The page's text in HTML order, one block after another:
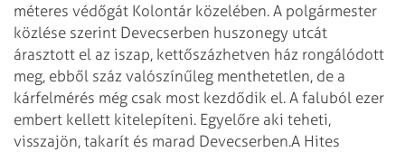
méteres védőgát Kolontár közelében. A polgármester
közlése szerint Devecserben huszonegy utcát
árasztott el az iszap, kettőszázhetven ház rongálódott
meg, ebből száz valószínűleg menthetetlen, de a
kárfelmérés még csak most kezdődik el. A faluból ezer
embert kellett kitelepíteni. Egyelőre aki teheti,
visszajön, takarít és marad Devecserben.A Hites